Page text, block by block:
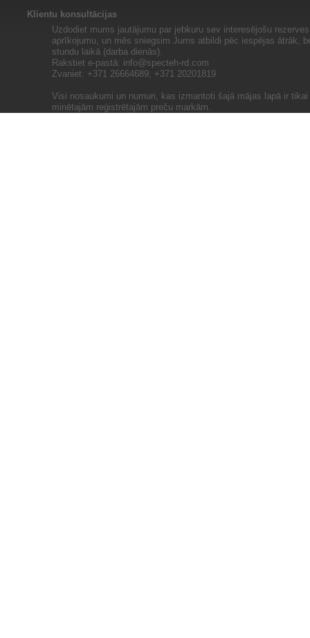
Klientu konsultācijas
Uzdodiet mums jautājumu par jebkuru sev interesējošu
aprīkojumu, un mēs sniegsim Jums atbildi pēc iespējas ātrāk,
stundu laikā (darba dienās).
Rakstiet e-pastā: info@specteh-rd.com
Zvaniet: +371 26664689; +371 20201819
Visi nosaukumi un numuri, kas izmantoti šajā mājas lapā ir
minētajām reģistrētajām preču markām.